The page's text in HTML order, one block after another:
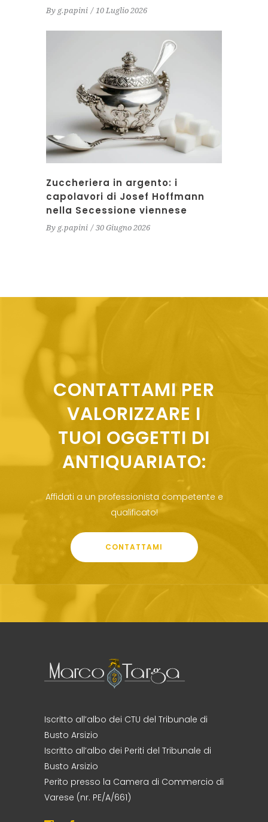
By g.papini 10 Luglio 2026
Zuccheriera in argento: i
capolavori di Josef Hoffmann
nella Secessione viennese
By g.papini 30 Giugno 2026
CONTATTAMI PER
VALORIZZARE I
TUOI OGGETTI DI
ANTIQUARIATO:
Affidati a un professionista competente e
qualificato!
CONTATTAMI
Iscritto all’albo dei CTU del Tribunale di
Busto Arsizio
Iscritto all’albo dei Periti del Tribunale di
Busto Arsizio
Perito presso la Camera di Commercio di
Varese (nr. PE/A/661)